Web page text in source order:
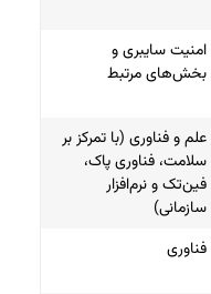
امنیت سایبری و
بخش‌های مرتبط
علم و فناوری (با تمرکز بر
سلامت، فناوری پاک،
فین‌تک و نرم‌افزار
سازمانی)
فناوری